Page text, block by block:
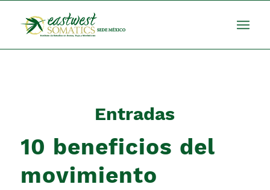
Entradas
10 beneficios del
movimiento